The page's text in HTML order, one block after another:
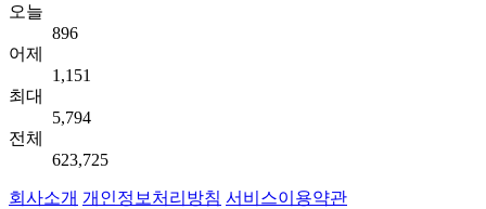
오늘
896
어제
1,151
최대
5,794
전체
623,725
회사소개 개인정보처리방침 서비스이용약관